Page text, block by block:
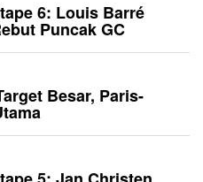
6: Louis Barré
Puncak GC
Besar, Paris-